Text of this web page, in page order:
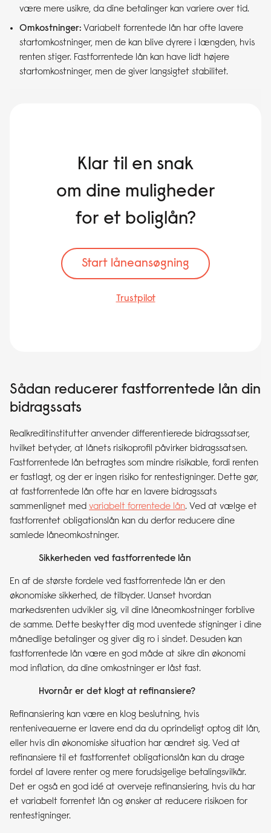
være mere usikre, da dine betalinger kan variere over tid.
Omkostninger: Variabelt forrentede lån har ofte lavere
startomkostninger, men de kan blive dyrere i længden, hvis
renten stiger. Fastforrentede lån kan have lidt højere
startomkostninger, men de giver langsigtet stabilitet.
Klar til en snak
om dine muligheder
for et boliglån?
Start låneansøgning
Trustpilot
Sådan reducerer fastforrentede lån din
bidragssats
Realkreditinstitutter anvender differentierede bidragssatser,
hvilket betyder, at lånets risikoprofil påvirker bidragssatsen.
Fastforrentede lån betragtes som mindre risikable, fordi renten
er fastlagt, og der er ingen risiko for rentestigninger. Dette gør,
at fastforrentede lån ofte har en lavere bidragssats
sammenlignet med variabelt forrentede lån. Ved at vælge et
fastforrentet obligationslån kan du derfor reducere dine
samlede låneomkostninger.
Sikkerheden ved fastforrentede lån
En af de største fordele ved fastforrentede lån er den
økonomiske sikkerhed, de tilbyder. Uanset hvordan
markedsrenten udvikler sig, vil dine låneomkostninger forblive
de samme. Dette beskytter dig mod uventede stigninger i dine
månedlige betalinger og giver dig ro i sindet. Desuden kan
fastforrentede lån være en god måde at sikre din økonomi
mod inflation, da dine omkostninger er låst fast.
Hvornår er det klogt at refinansiere?
Refinansiering kan være en klog beslutning, hvis
renteniveauerne er lavere end da du oprindeligt optog dit lån,
eller hvis din økonomiske situation har ændret sig. Ved at
refinansiere til et fastforrentet obligationslån kan du drage
fordel af lavere renter og mere forudsigelige betalingsvilkår.
Det er også en god idé at overveje refinansiering, hvis du har
et variabelt forrentet lån og ønsker at reducere risikoen for
rentestigninger.